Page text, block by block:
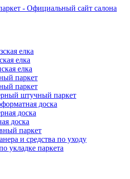
елка
елка
елка
паркет
паркет
штучный паркет
доска
доска
доска
паркет
и средства по уходу
укладке паркета